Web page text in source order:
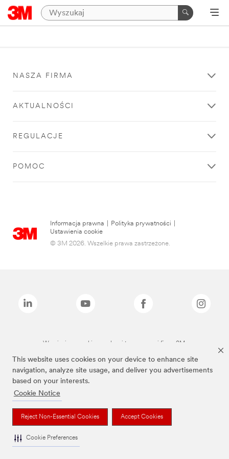
This website uses cookies on your device to enhance site
navigation, analyze site usage, and deliver you advertisements
based on your interests.
Cookie Notice
Reject Non-Essential Cookies Accept Cookies
Cookie Preferences
NASZA FIRMA
AKTUALNOŚCI
REGULACJE
POMOC
Informacja prawna Polityka prywatności
Ustawienia cookie
© 3M 2026. Wszelkie prawa zastrzeżone.
Wymienione marki są znakami towarowymi firmy 3M.